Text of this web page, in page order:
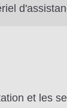
et les